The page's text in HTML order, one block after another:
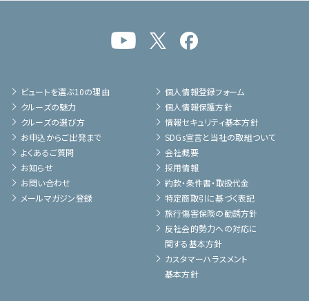
ビュートを選ぶ10の理由
クルーズの魅力
クルーズの選び方
お申込からご出発まで
よくあるご質問
お知らせ
お問い合わせ
メールマガジン登録
個人情報登録フォーム
個人情報保護方針
情報セキュリティ基本方針
SDGs宣言と当社の取組ついて
会社概要
採用情報
約款・条件書・取扱代金
特定商取引に基づく表記
旅行傷害保険の勧誘方針
反社会的勢力への対応に
関する基本方針
カスタマーハラスメント
基本方針